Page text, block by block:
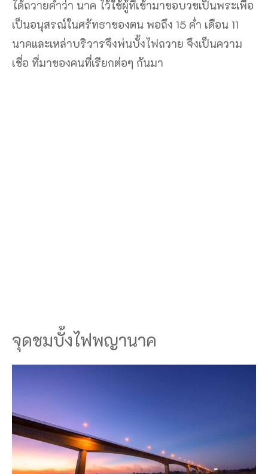
ได้ถวายคำว่า นาค ไว้ใช้ผู้ที่เข้ามาขอบวชเป็นพระเพื่อ
เป็นอนุสรณ์ในศรัทธาของตน พอถึง 15 ค่ำ เดือน 11
นาคและเหล่าบริวารจึงพ่นบั้งไฟถวาย จึงเป็นความ
เชื่อ ที่มาของคนที่เรียกต่อๆ กันมา
จุดชมบั้งไฟพญานาค